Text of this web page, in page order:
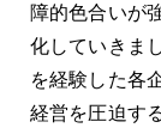
障的色合いが
化していきま
を経験した各
経営を圧迫す